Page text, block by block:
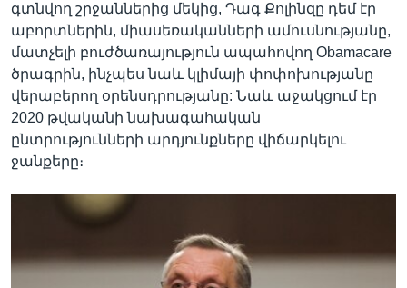
գտնվող շրջաններից մեկից, Դագ Քոլինզը դեմ էր
աբորտներին, միասեռականների ամուսնությանը,
մատչելի բուժծառայություն ապահովող Obamacare
ծրագրին, ինչպես նաև կլիմայի փոփոխությանը
վերաբերող օրենսդրությանը: Նաև աջակցում էր
2020 թվականի նախագահական
ընտրությունների արդյունքները վիճարկելու
ջանքերը։